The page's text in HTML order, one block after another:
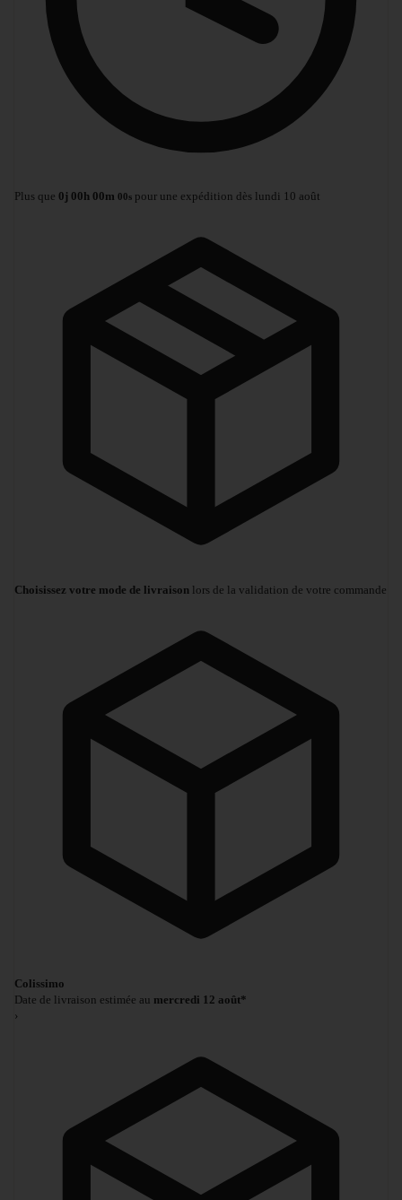
Plus que 0j 00h 00m 00s pour une expédition dès lundi 10 août
Choisissez votre mode de livraison lors de la validation de votre commande
Colissimo
Date de livraison estimée au mercredi 12 août*
›